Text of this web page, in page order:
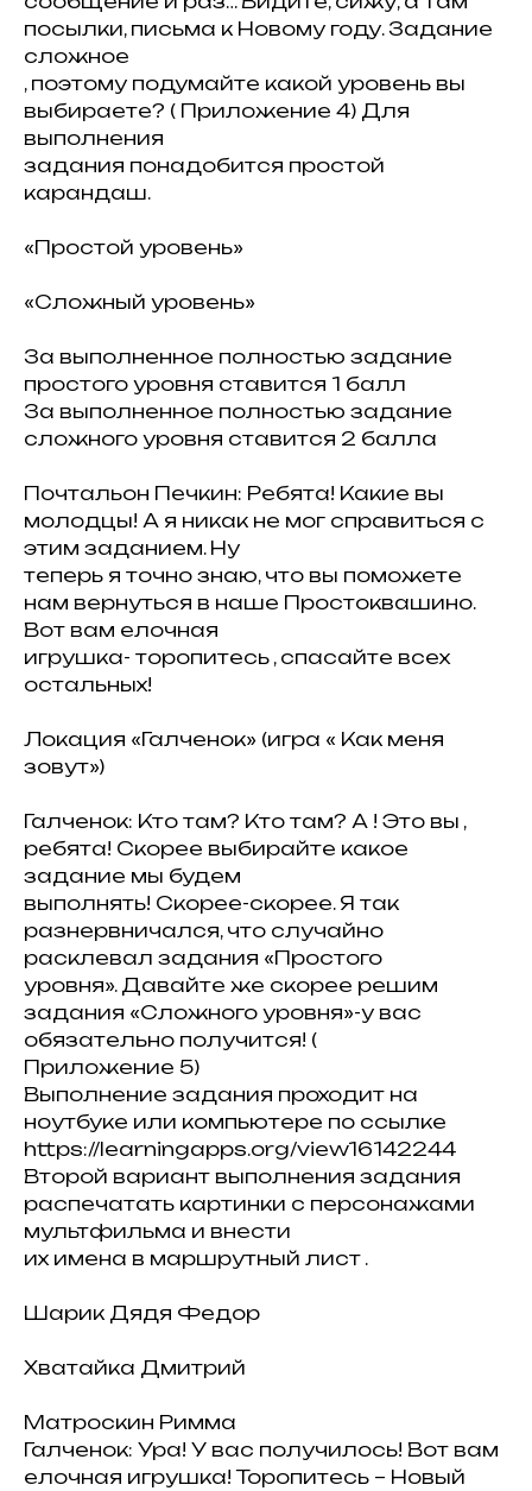
посылки, письма к Новому году. Задание
сложное
, поэтому подумайте какой уровень вы
выбираете? ( Приложение 4) Для
выполнения
задания понадобится простой
карандаш.
«Простой уровень»
«Сложный уровень»
За выполненное полностью задание
простого уровня ставится 1 балл
За выполненное полностью задание
сложного уровня ставится 2 балла
Почтальон Печкин: Ребята! Какие вы
молодцы! А я никак не мог справиться с
этим заданием. Ну
теперь я точно знаю, что вы поможете
нам вернуться в наше Простоквашино.
Вот вам елочная
игрушка- торопитесь , спасайте всех
остальных!
Локация «Галченок» (игра « Как меня
зовут»)
Галченок: Кто там? Кто там? А ! Это вы ,
ребята! Скорее выбирайте какое
задание мы будем
выполнять! Скорее-скорее. Я так
разнервничался, что случайно
расклевал задания «Простого
уровня». Давайте же скорее решим
задания «Сложного уровня»-у вас
обязательно получится! (
Приложение 5)
Выполнение задания проходит на
ноутбуке или компьютере по ссылке
https://learningapps.org/view16142244
Второй вариант выполнения задания
распечатать картинки с персонажами
мультфильма и внести
их имена в маршрутный лист .
Шарик Дядя Федор
Хватайка Дмитрий
Матроскин Римма
Галченок: Ура! У вас получилось! Вот вам
елочная игрушка! Торопитесь – Новый